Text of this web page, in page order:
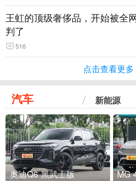
王虹的顶级奢侈品，开始被全
判了
516
点击查看更多
汽车 新能源
奥迪Q6 黑武士版 MG